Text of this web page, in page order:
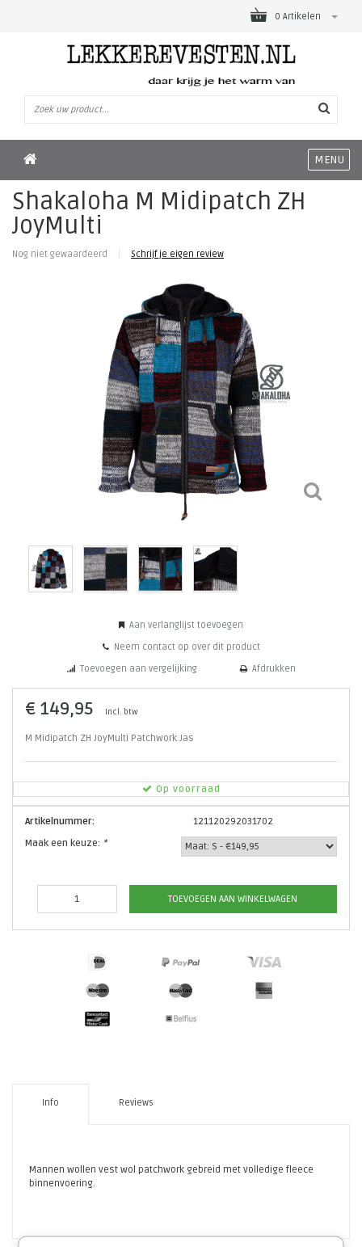
0 Artikelen
MENU
Shakaloha M Midipatch ZH
JoyMulti
Nog niet gewaardeerd Schrijf je eigen review
Aan verlanglijst toevoegen
Neem contact op over dit product
Toevoegen aan vergelijking Afdrukken
€ 149,95 Incl. btw
M Midipatch ZH JoyMulti Patchwork Jas
Op voorraad
Artikelnummer:
121120292031702
Maak een keuze: *
TOEVOEGEN AAN WINKELWAGEN
Info Reviews
Mannen wollen vest wol patchwork gebreid met volledige fleece
binnenvoering.